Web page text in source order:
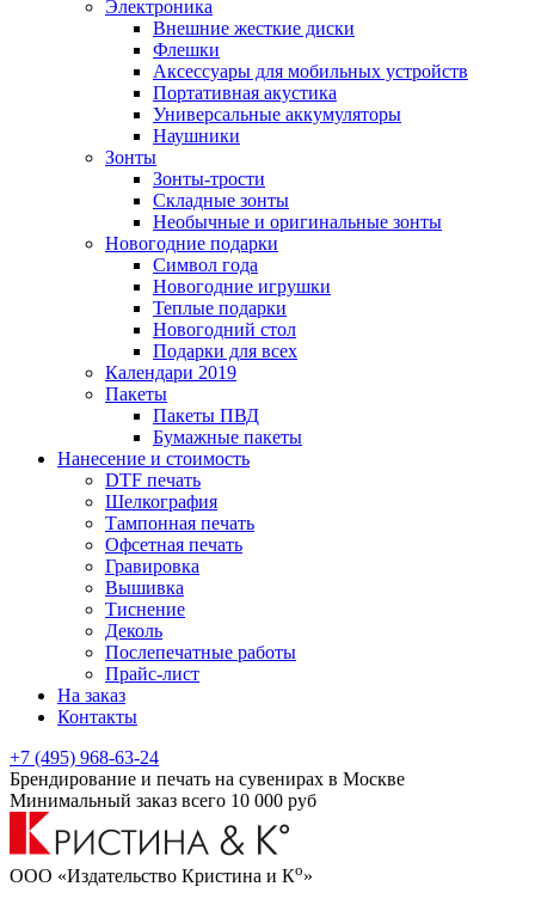
Электроника
Внешние жесткие диски
Флешки
Аксессуары для мобильных устройств
Портативная акустика
Универсальные аккумуляторы
Наушники
Зонты
Зонты-трости
Складные зонты
Необычные и оригинальные зонты
Новогодние подарки
Символ года
Новогодние игрушки
Теплые подарки
Новогодний стол
Подарки для всех
Календари 2019
Пакеты
Пакеты ПВД
Бумажные пакеты
Нанесение и стоимость
DTF печать
Шелкография
Тампонная печать
Офсетная печать
Гравировка
Вышивка
Тиснение
Деколь
Послепечатные работы
Прайс-лист
На заказ
Контакты
+7 (495) 968-63-24
Брендирование и печать на сувенирах в Москве
Минимальный заказ всего 10 000 руб
ООО «Издательство Кристина и Ко»